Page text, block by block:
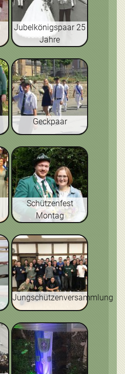
Jubelkönigspaar 25
Jahre
Geckpaar
Schützenfest
Montag
Jungschützenversammlung